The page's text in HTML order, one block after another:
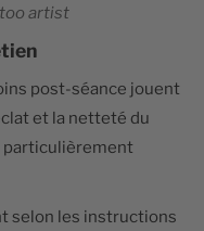
artist
post-séance jouent
et la netteté du
particulièrement
selon les instructions